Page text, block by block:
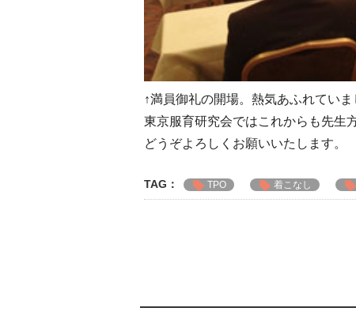
↑満員御礼の開場。熱気あふれていま
東京服育研究会ではこれからも先生
どうぞよろしくお願いいたします。
TAG： TPO 着こなし